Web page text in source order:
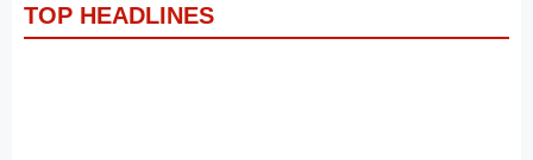
TOP HEADLINES